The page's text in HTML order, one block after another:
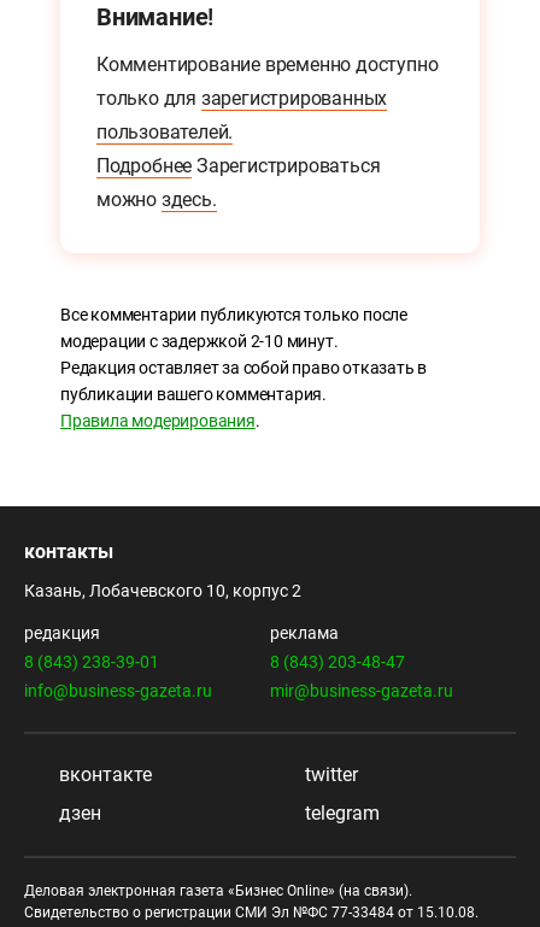
Внимание!
Комментирование временно доступно
только для зарегистрированных
пользователей.
Подробнее Зарегистрироваться
можно здесь.
Все комментарии публикуются только после
модерации с задержкой 2-10 минут.
Редакция оставляет за собой право отказать в
публикации вашего комментария.
Правила модерирования.
контакты
Казань, Лобачевского 10, корпус 2
редакция
8 (843) 238-39-01
info@business-gazeta.ru
реклама
8 (843) 203-48-47
mir@business-gazeta.ru
вконтакте
twitter
дзен
telegram
Деловая электронная газета «Бизнес Online» (на связи).
Свидетельство о регистрации СМИ Эл №ФС 77-33484 от 15.10.08.